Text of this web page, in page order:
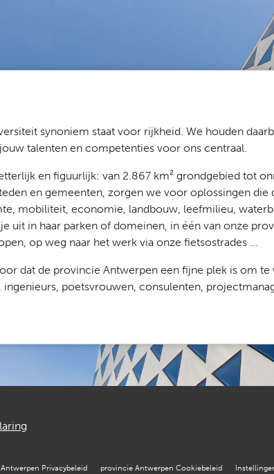
synoniem staat voor rijkheid. We houden
talenten en competenties voor ons centraal.
en figuurlijk: van 2.867 km² grondgebied tot
en gemeenten, zorgen we voor oplossingen
mobiliteit, economie, landbouw, leefmilieu,
uit in haar parken of domeinen, in één van onze
op weg naar het werk via onze fietsostrades ...
dat de provincie Antwerpen een fijne plek is om
poetsvrouwen, consulenten,
Privacybeleid provincie Antwerpen Cookiebeleid